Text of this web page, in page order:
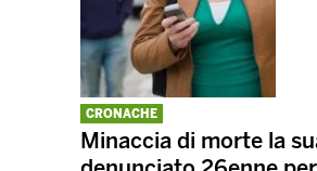
CRONACHE
Minaccia di morte la